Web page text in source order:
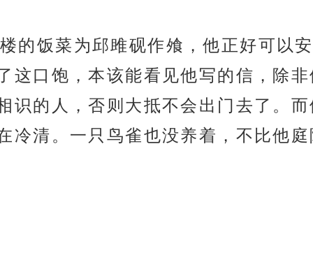
的饭菜为邱雎砚作飧，他正好可以
这口饱，本该能看见他写的信，除
识的人，否则大抵不会出门去了。
冷清。一只鸟雀也没养着，不比他